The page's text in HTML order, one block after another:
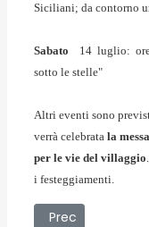
Siciliani; da contorno
Sabato 14 luglio: ore
sotto le stelle"
Altri eventi sono
verrà celebrata la
per le vie del villaggio
i festeggiamenti.
Articolo
Prec